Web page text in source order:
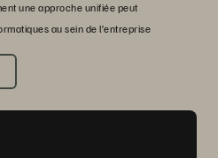
une approche unifiée peut
au sein de l’entreprise